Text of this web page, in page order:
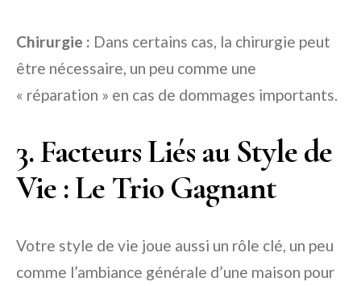
Chirurgie : Dans certains cas, la chirurgie peut
être nécessaire, un peu comme une
« réparation » en cas de dommages importants.
3. Facteurs Liés au Style de
Vie : Le Trio Gagnant
Votre style de vie joue aussi un rôle clé, un peu
comme l’ambiance générale d’une maison pour